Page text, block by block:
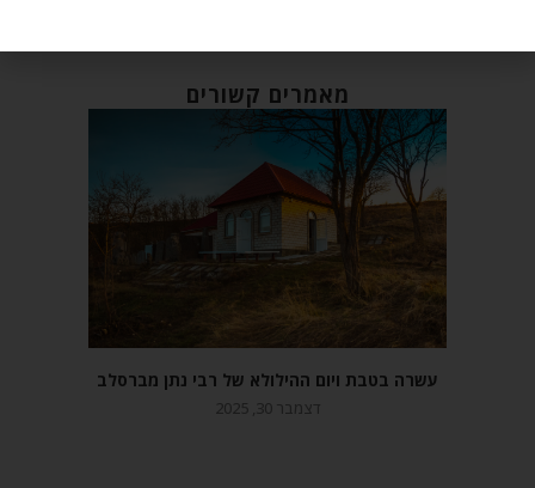
מאמרים קשורים
עשרה בטבת ויום ההילולא של רבי נתן מברסלב
דצמבר 30, 2025